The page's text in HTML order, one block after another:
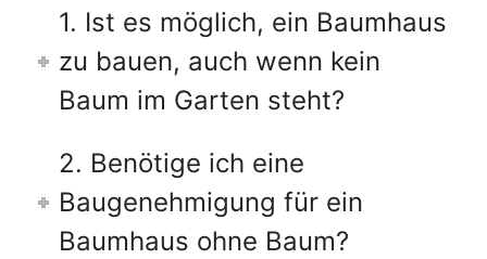
1. Ist es möglich, ein Baumhaus
zu bauen, auch wenn kein
Baum im Garten steht?
2. Benötige ich eine
Baugenehmigung für ein
Baumhaus ohne Baum?